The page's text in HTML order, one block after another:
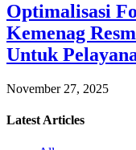
Optimalisasi
Kemenag
Untuk
November 27, 2025
Latest Articles